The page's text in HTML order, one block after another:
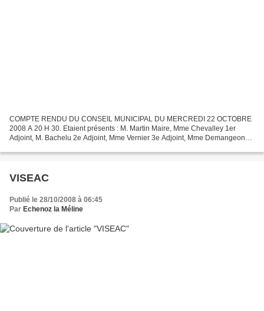
COMPTE RENDU DU CONSEIL MUNICIPAL DU MERCREDI 22 OCTOBRE
2008 A 20 H 30. Etaient présents : M. Martin Maire, Mme Chevalley 1er
Adjoint, M. Bachelu 2e Adjoint, Mme Vernier 3e Adjoint, Mme Demangeon
VISEAC
Publié le 28/10/2008 à 06:45
Par Echenoz la Méline